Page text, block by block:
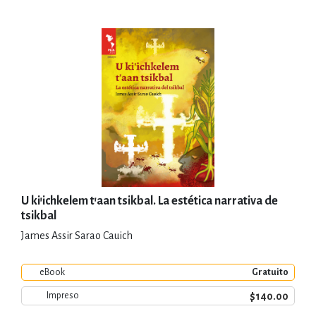
U ki'ichkelem t'aan tsikbal. La estética narrativa de
tsikbal
James Assir Sarao Cauich
eBook Gratuito
Impreso $140.00